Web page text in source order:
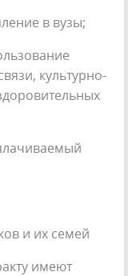
в вузы;
культурно-
и их семей
имеют